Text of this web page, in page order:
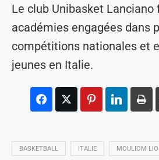
Le club Unibasket
académies engagées dans
compétitions nationales et
jeunes en Italie.
BASKETBALL ITALIE MOULIOM